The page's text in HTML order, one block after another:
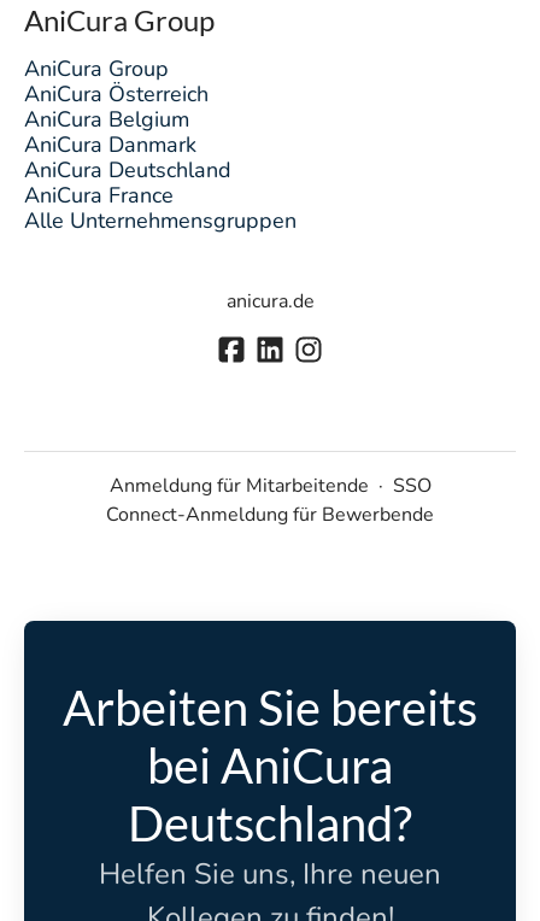
AniCura Group
AniCura Group
AniCura Österreich
AniCura Belgium
AniCura Danmark
AniCura Deutschland
AniCura France
Alle Unternehmensgruppen
anicura.de
Anmeldung für Mitarbeitende · SSO
Connect-Anmeldung für Bewerbende
Arbeiten Sie bereits
bei AniCura
Deutschland?
Helfen Sie uns, Ihre neuen